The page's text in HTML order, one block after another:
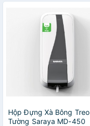
Hộp Đựng Xà Bông Treo
Tường Saraya MD-450